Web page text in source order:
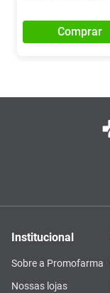
Comprar
Institucional
Sobre a Promofarma
Nossas lojas